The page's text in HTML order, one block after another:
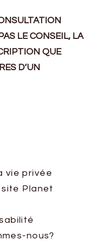
LE CONSEIL, LA
QUE
D’UN
vie privée
site Planet
nous?